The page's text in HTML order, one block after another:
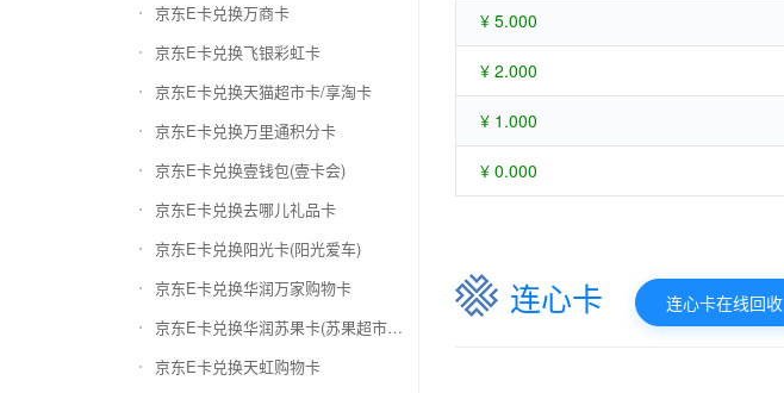
京东E卡兑换万商卡
京东E卡兑换飞银彩虹卡
京东E卡兑换天猫超市卡/享淘卡
京东E卡兑换万里通积分卡
京东E卡兑换壹钱包(壹卡会)
京东E卡兑换去哪儿礼品卡
京东E卡兑换阳光卡(阳光爱车)
京东E卡兑换华润万家购物卡
京东E卡兑换华润苏果卡(苏果超市卡)（维护 请暂停提交）
京东E卡兑换天虹购物卡
¥ 5.000
¥ 2.000
¥ 1.000
¥ 0.000
连心卡 连心卡在线回收